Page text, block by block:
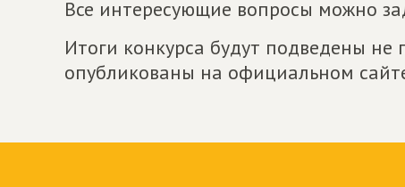
Все интересующие вопросы можно
Итоги конкурса будут подведены не
опубликованы на официальном